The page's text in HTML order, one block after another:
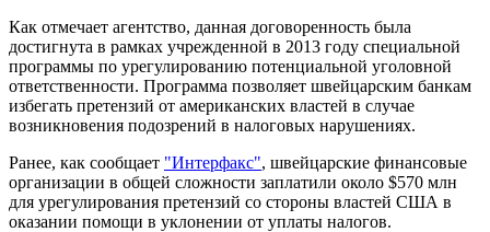
Как отмечает агентство, данная договоренность была
достигнута в рамках учрежденной в 2013 году специальной
программы по урегулированию потенциальной уголовной
ответственности. Программа позволяет швейцарским банкам
избегать претензий от американских властей в случае
возникновения подозрений в налоговых нарушениях.
Ранее, как сообщает "Интерфакс", швейцарские финансовые
организации в общей сложности заплатили около $570 млн
для урегулирования претензий со стороны властей США в
оказании помощи в уклонении от уплаты налогов.